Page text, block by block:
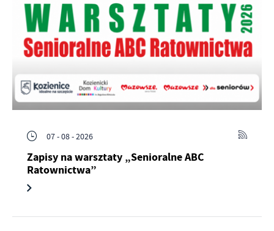
07 - 08 - 2026
Zapisy na warsztaty „Senioralne ABC
Ratownictwa”